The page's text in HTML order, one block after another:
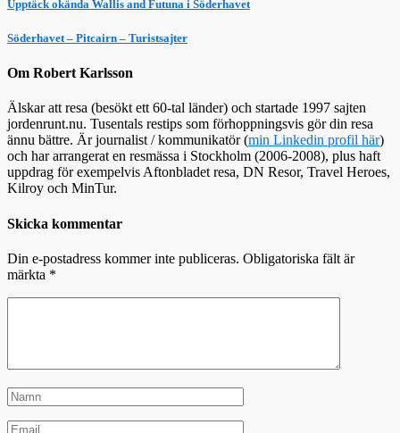
Upptäck okända Wallis and Futuna i Söderhavet
Söderhavet – Pitcairn – Turistsajter
Om Robert Karlsson
Älskar att resa (besökt ett 60-tal länder) och startade 1997 sajten
jordenrunt.nu. Tusentals restips som förhoppningsvis gör din resa
ännu bättre. Är journalist / kommunikatör (min Linkedin profil här)
och har arrangerat en resmässa i Stockholm (2006-2008), plus haft
uppdrag för exempelvis Aftonbladet resa, DN Resor, Travel Heroes,
Kilroy och MinTur.
Skicka kommentar
Din e-postadress kommer inte publiceras. Obligatoriska fält är
märkta *